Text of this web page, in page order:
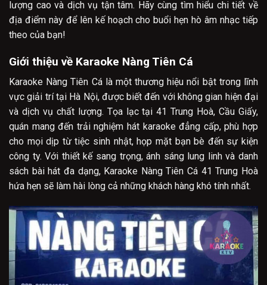
lượng cao và dịch vụ tận tâm. Hãy cùng tìm hiểu chi tiết về
địa điểm này để lên kế hoạch cho buổi hẹn hò âm nhạc tiếp
theo của bạn!
Giới thiệu về Karaoke Nàng Tiên Cá
Karaoke Nàng Tiên Cá là một thương hiệu nổi bật trong lĩnh
vực giải trí tại Hà Nội, được biết đến với không gian hiện đại
và dịch vụ chất lượng. Tọa lạc tại 41 Trung Hoà, Cầu Giấy,
quán mang đến trải nghiệm hát karaoke đẳng cấp, phù hợp
cho mọi dịp từ tiệc sinh nhật, họp mặt bạn bè đến sự kiện
công ty. Với thiết kế sang trọng, ánh sáng lung linh và danh
sách bài hát đa dạng, Karaoke Nàng Tiên Cá 41 Trung Hoà
hứa hẹn sẽ làm hài lòng cả những khách hàng khó tính nhất.